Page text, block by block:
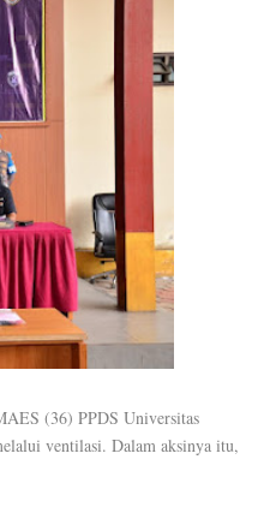
(36) PPDS Universitas
ventilasi. Dalam aksinya itu,